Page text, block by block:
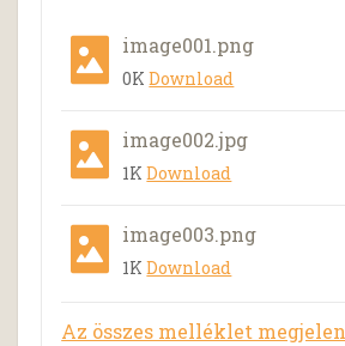
image001.png
0KDownload
image002.jpg
1KDownload
image003.png
1KDownload
Az összes melléklet